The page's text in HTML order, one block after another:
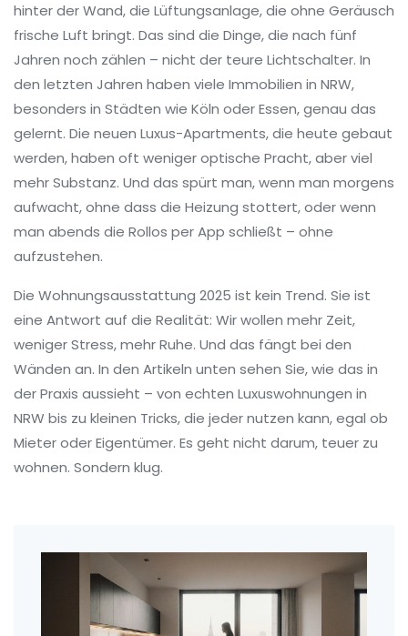
hinter der Wand, die Lüftungsanlage, die ohne Geräusch
frische Luft bringt. Das sind die Dinge, die nach fünf
Jahren noch zählen – nicht der teure Lichtschalter. In
den letzten Jahren haben viele Immobilien in NRW,
besonders in Städten wie Köln oder Essen, genau das
gelernt. Die neuen Luxus-Apartments, die heute gebaut
werden, haben oft weniger optische Pracht, aber viel
mehr Substanz. Und das spürt man, wenn man morgens
aufwacht, ohne dass die Heizung stottert, oder wenn
man abends die Rollos per App schließt – ohne
aufzustehen.
Die Wohnungsausstattung 2025 ist kein Trend. Sie ist
eine Antwort auf die Realität: Wir wollen mehr Zeit,
weniger Stress, mehr Ruhe. Und das fängt bei den
Wänden an. In den Artikeln unten sehen Sie, wie das in
der Praxis aussieht – von echten Luxuswohnungen in
NRW bis zu kleinen Tricks, die jeder nutzen kann, egal ob
Mieter oder Eigentümer. Es geht nicht darum, teuer zu
wohnen. Sondern klug.